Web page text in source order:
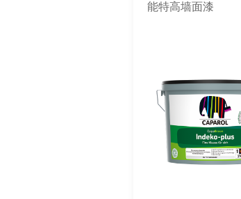
能特高墙面漆